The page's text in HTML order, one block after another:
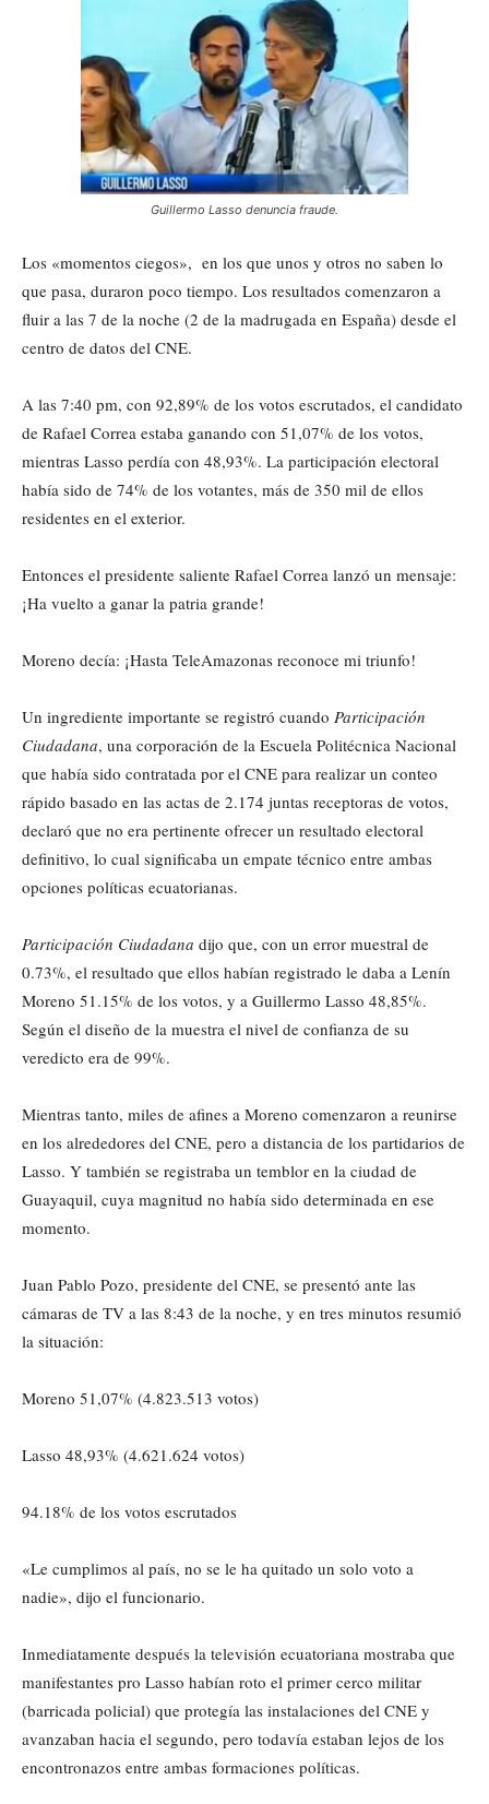
Guillermo Lasso denuncia fraude.
Los «momentos ciegos», en los que unos y otros no saben lo
que pasa, duraron poco tiempo. Los resultados comenzaron a
fluir a las 7 de la noche (2 de la madrugada en España) desde el
centro de datos del CNE.
A las 7:40 pm, con 92,89% de los votos escrutados, el candidato
de Rafael Correa estaba ganando con 51,07% de los votos,
mientras Lasso perdía con 48,93%. La participación electoral
había sido de 74% de los votantes, más de 350 mil de ellos
residentes en el exterior.
Entonces el presidente saliente Rafael Correa lanzó un mensaje:
¡Ha vuelto a ganar la patria grande!
Moreno decía: ¡Hasta TeleAmazonas reconoce mi triunfo!
Un ingrediente importante se registró cuando Participación
Ciudadana, una corporación de la Escuela Politécnica Nacional
que había sido contratada por el CNE para realizar un conteo
rápido basado en las actas de 2.174 juntas receptoras de votos,
declaró que no era pertinente ofrecer un resultado electoral
definitivo, lo cual significaba un empate técnico entre ambas
opciones políticas ecuatorianas.
Participación Ciudadana dijo que, con un error muestral de
0.73%, el resultado que ellos habían registrado le daba a Lenín
Moreno 51.15% de los votos, y a Guillermo Lasso 48,85%.
Según el diseño de la muestra el nivel de confianza de su
veredicto era de 99%.
Mientras tanto, miles de afines a Moreno comenzaron a reunirse
en los alrededores del CNE, pero a distancia de los partidarios de
Lasso. Y también se registraba un temblor en la ciudad de
Guayaquil, cuya magnitud no había sido determinada en ese
momento.
Juan Pablo Pozo, presidente del CNE, se presentó ante las
cámaras de TV a las 8:43 de la noche, y en tres minutos resumió
la situación:
Moreno 51,07% (4.823.513 votos)
Lasso 48,93% (4.621.624 votos)
94.18% de los votos escrutados
«Le cumplimos al país, no se le ha quitado un solo voto a
nadie», dijo el funcionario.
Inmediatamente después la televisión ecuatoriana mostraba que
manifestantes pro Lasso habían roto el primer cerco militar
(barricada policial) que protegía las instalaciones del CNE y
avanzaban hacia el segundo, pero todavía estaban lejos de los
encontronazos entre ambas formaciones políticas.